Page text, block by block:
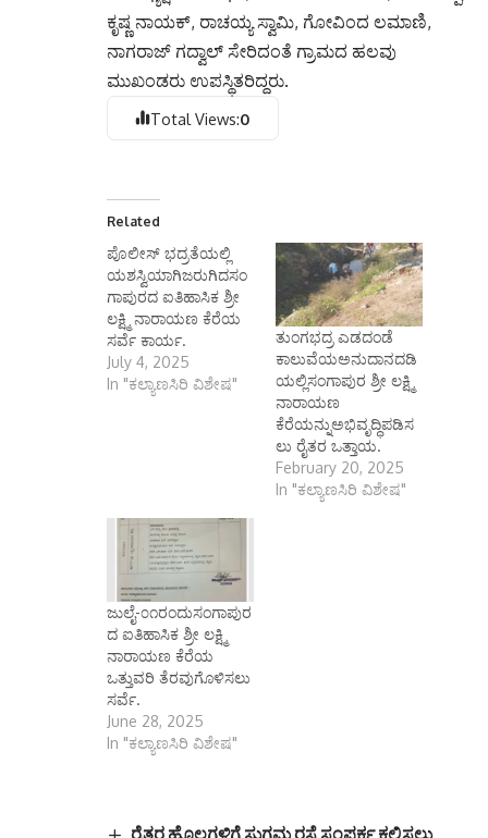
ಕೃಷ್ಣ ನಾಯಕ್, ರಾಚಯ್ಯ ಸ್ವಾಮಿ, ಗೋವಿಂದ ಲಮಾಣಿ,
ನಾಗರಾಜ್ ಗದ್ವಾಲ್ ಸೇರಿದಂತೆ ಗ್ರಾಮದ ಹಲವು
ಮುಖಂಡರು ಉಪಸ್ಥಿತರಿದ್ದರು.
Total Views:0
Related
ಪೊಲೀಸ್ ಭದ್ರತೆಯಲ್ಲಿ
ಯಶಸ್ವಿಯಾಗಿಜರುಗಿದಸಂ
ಗಾಪುರದ ಐತಿಹಾಸಿಕ ಶ್ರೀ
ಲಕ್ಷ್ಮಿ ನಾರಾಯಣ ಕೆರೆಯ
ಸರ್ವೆ ಕಾರ್ಯ.
July 4, 2025
In "ಕಲ್ಯಾಣಸಿರಿ ವಿಶೇಷ"
ತುಂಗಭದ್ರ ಎಡದಂಡೆ
ಕಾಲುವೆಯಅನುದಾನದಡಿ
ಯಲ್ಲಿಸಂಗಾಪುರ ಶ್ರೀ ಲಕ್ಷ್ಮಿ
ನಾರಾಯಣ
ಕೆರೆಯನ್ನುಅಭಿವೃದ್ಧಿಪಡಿಸ
ಲು ರೈತರ ಒತ್ತಾಯ.
February 20, 2025
In "ಕಲ್ಯಾಣಸಿರಿ ವಿಶೇಷ"
ಜುಲೈ-೦೧ರಂದುಸಂಗಾಪುರ
ದ ಐತಿಹಾಸಿಕ ಶ್ರೀ ಲಕ್ಷ್ಮಿ
ನಾರಾಯಣ ಕೆರೆಯ
ಒತ್ತುವರಿ ತೆರವುಗೊಳಿಸಲು
ಸರ್ವೆ.
June 28, 2025
In "ಕಲ್ಯಾಣಸಿರಿ ವಿಶೇಷ"